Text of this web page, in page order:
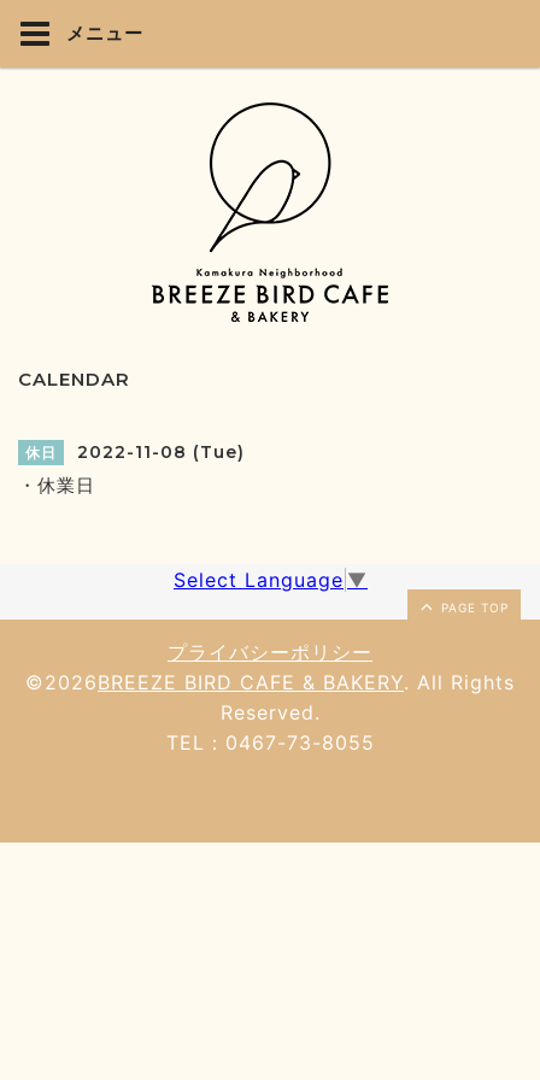
メニュー
CALENDAR
休日 2022-11-08 (Tue)
・休業日
Select Language ▼
PAGE TOP
プライバシーポリシー
©2026BREEZE BIRD CAFE & BAKERY. All Rights
Reserved.
TEL：0467-73-8055